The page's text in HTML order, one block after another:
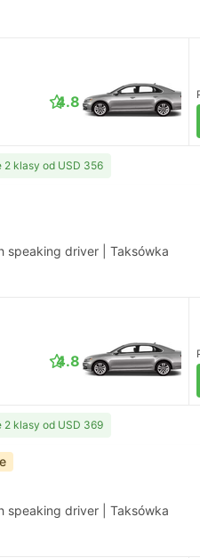
4.8
2 klasy od USD 356
speaking driver Taksówka
4.8
2 klasy od USD 369
speaking driver Taksówka